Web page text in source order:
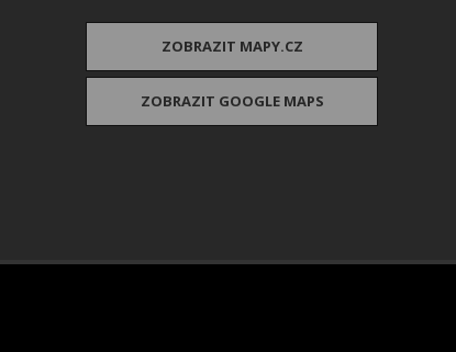
ZOBRAZIT MAPY.CZ
ZOBRAZIT GOOGLE MAPS